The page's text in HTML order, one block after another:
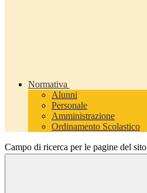
Normativa
Alunni
Personale
Amministrazione
Ordinamento Scolastico
Campo di ricerca per le pagine del sito